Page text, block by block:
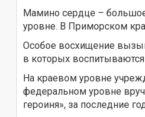
Мамино сердце –
уровне. В Приморском
Особое восхищение
в которых
На краевом уровне
федеральном уровне
героиня», за последние